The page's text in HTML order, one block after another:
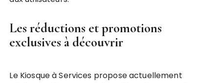
Les réductions et promotions
exclusives à découvrir
Le Kiosque à Services propose actuellement